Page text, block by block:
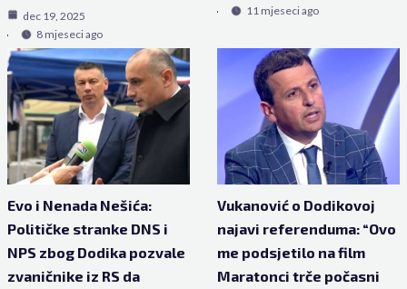
dec 19, 2025
8 mjeseci ago
11 mjeseci ago
Evo i Nenada Nešića:
Političke stranke DNS i
NPS zbog Dodika pozvale
zvaničnike iz RS da
Vukanović o Dodikovoj
najavi referenduma: “Ovo
me podsjetilo na film
Maratonci trče počasni